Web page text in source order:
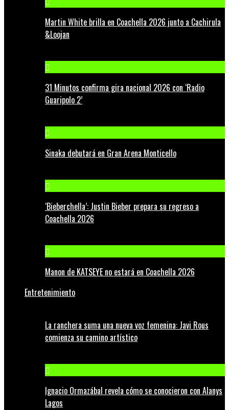
Martin White brilla en Coachella 2026 junto a Cachirula
&Loojan
31 Minutos confirma gira nacional 2026 con ‘Radio
Guaripolo 2’
Sinaka debutará en Gran Arena Monticello
‘Bieberchella’: Justin Bieber prepara su regreso a
Coachella 2026
Manon de KATSEYE no estará en Coachella 2026
Entretenimiento
La ranchera suma una nueva voz femenina: Javi Rous
comienza su camino artístico
Ignacio Ormazábal revela cómo se conocieron con Alanys
Lagos